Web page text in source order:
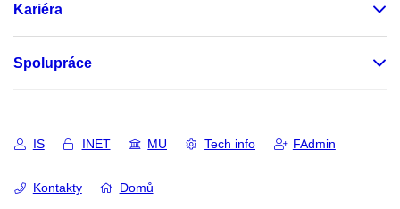
Kariéra
Spolupráce
IS INET MU Tech info FAdmin
Kontakty Domů